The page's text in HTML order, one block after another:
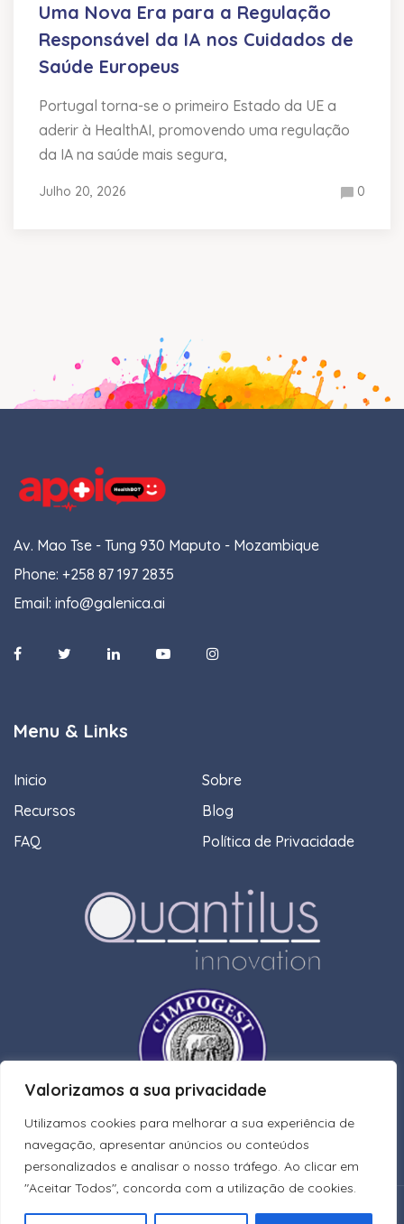
Valorizamos a sua privacidade
Utilizamos cookies para melhorar a sua experiência de
navegação, apresentar anúncios ou conteúdos
personalizados e analisar o nosso tráfego. Ao clicar em
"Aceitar Todos", concorda com a utilização de cookies.
Uma Nova Era para a Regulação
Responsável da IA nos Cuidados de
Saúde Europeus
Portugal torna-se o primeiro Estado da UE a
aderir à HealthAI, promovendo uma regulação
da IA na saúde mais segura,
Julho 20, 2026 0
Av. Mao Tse - Tung 930 Maputo - Mozambique
Phone: +258 87 197 2835
Email: info@galenica.ai
Menu & Links
Inicio
Sobre
Recursos
Blog
FAQ
Política de Privacidade